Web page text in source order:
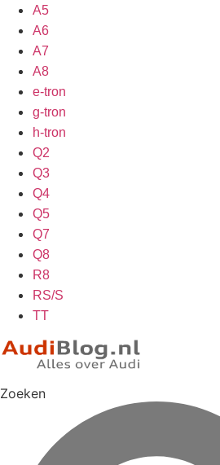
A5
A6
A7
A8
e-tron
g-tron
h-tron
Q2
Q3
Q4
Q5
Q7
Q8
R8
RS/S
TT
Zoeken